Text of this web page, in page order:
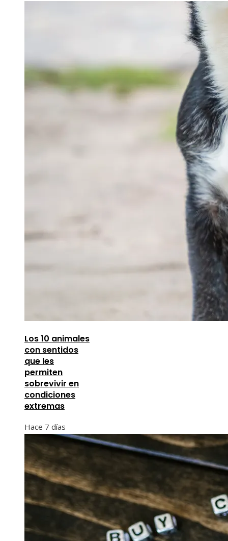
Los 10 animales
con sentidos
que les
permiten
sobrevivir en
condiciones
extremas
Hace 7 días